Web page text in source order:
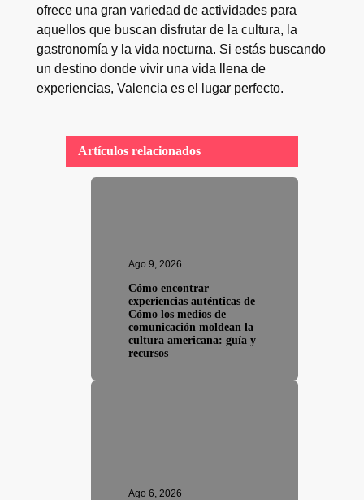
ofrece una gran variedad de actividades para
aquellos que buscan disfrutar de la cultura, la
gastronomía y la vida nocturna. Si estás buscando
un destino donde vivir una vida llena de
experiencias, Valencia es el lugar perfecto.
Artículos relacionados
Ago 9, 2026
Cómo encontrar
experiencias auténticas de
Cómo los medios de
comunicación moldean la
cultura americana: guía y
recursos
Ago 6, 2026